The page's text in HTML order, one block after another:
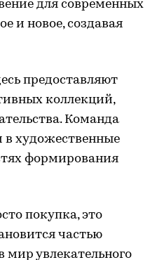
для современных
и новое, создавая
предоставляют
коллекций,
Команда
в художественные
формирования
покупка, это
частью
мир увлекательного